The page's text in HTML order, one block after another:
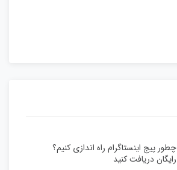
چطور پیج اینستاگرام راه اندازی کنیم؟
رایگان دریافت کنید